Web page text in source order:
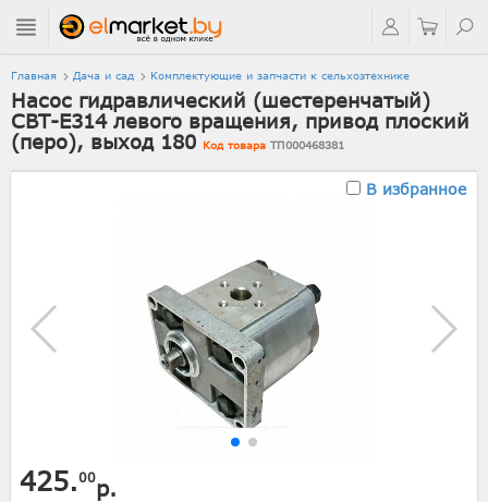
Главная Дача и сад Комплектующие и запчасти к сельхозтехнике
Насос гидравлический (шестеренчатый)
CBT-E314 левого вращения, привод плоский
(перо), выход 180 Код товара ТП000468381
В избранное
425.00р.